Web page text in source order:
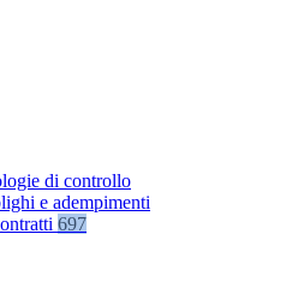
di controllo
e adempimenti
697